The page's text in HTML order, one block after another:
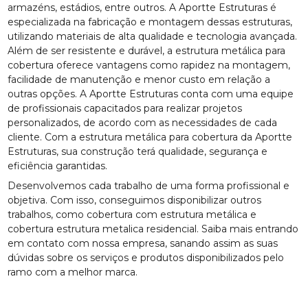
armazéns, estádios, entre outros. A Aportte Estruturas é
especializada na fabricação e montagem dessas estruturas,
utilizando materiais de alta qualidade e tecnologia avançada.
Além de ser resistente e durável, a estrutura metálica para
cobertura oferece vantagens como rapidez na montagem,
facilidade de manutenção e menor custo em relação a
outras opções. A Aportte Estruturas conta com uma equipe
de profissionais capacitados para realizar projetos
personalizados, de acordo com as necessidades de cada
cliente. Com a estrutura metálica para cobertura da Aportte
Estruturas, sua construção terá qualidade, segurança e
eficiência garantidas.
Desenvolvemos cada trabalho de uma forma profissional e
objetiva. Com isso, conseguimos disponibilizar outros
trabalhos, como cobertura com estrutura metálica e
cobertura estrutura metalica residencial. Saiba mais entrando
em contato com nossa empresa, sanando assim as suas
dúvidas sobre os serviços e produtos disponibilizados pelo
ramo com a melhor marca.